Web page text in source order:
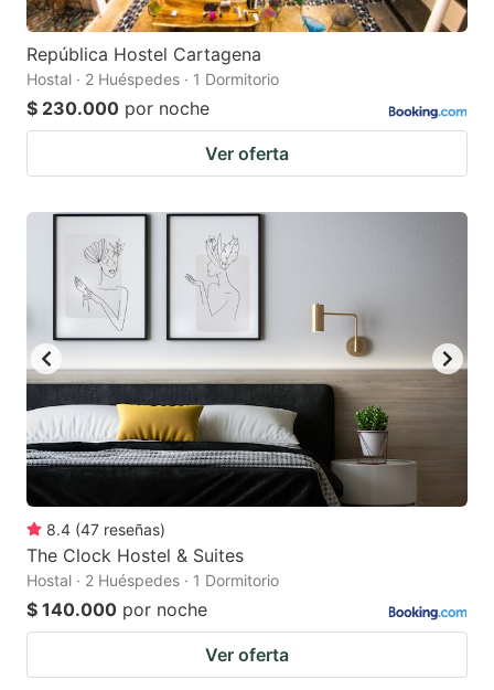
República Hostel Cartagena
Hostal · 2 Huéspedes · 1 Dormitorio
$ 230.000 por noche
Ver oferta
8.4 (47 reseñas)
The Clock Hostel & Suites
Hostal · 2 Huéspedes · 1 Dormitorio
$ 140.000 por noche
Ver oferta